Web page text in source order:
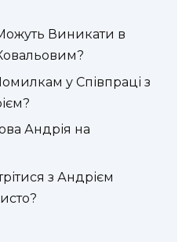
Виникати в
у Співпраці з
Андрія на
з Андрієм